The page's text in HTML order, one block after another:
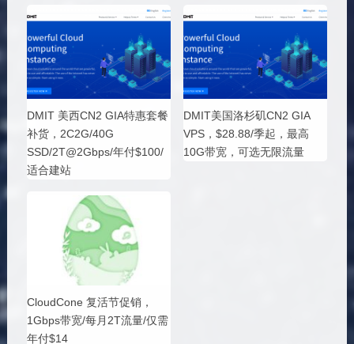
DMIT 美西CN2 GIA特惠套餐
补货，2C2G/40G
SSD/2T@2Gbps/年付$100/
适合建站
DMIT美国洛杉矶CN2 GIA
VPS，$28.88/季起，最高
10G带宽，可选无限流量
CloudCone 复活节促销，
1Gbps带宽/每月2T流量/仅需
年付$14